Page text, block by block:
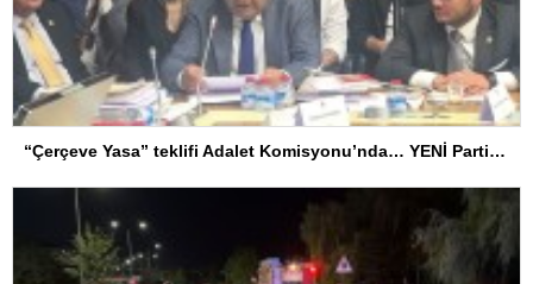
“Çerçeve Yasa” teklifi Adalet Komisyonu’nda… YENİ Partili Tanrıkulu: Bir insana ‘Silahını bırak, ülkene dön, siyasal ve toplumsal hayata katıl’ diyorsanız, o insan kapıdan içeri girdiğinde başına ne geleceğini bilmelidir